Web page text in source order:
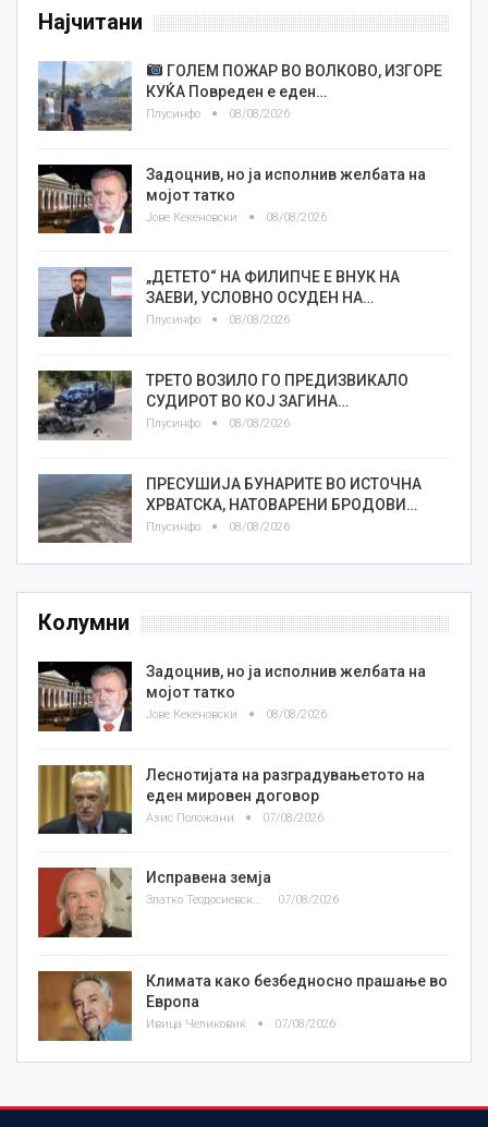
Најчитани
ГОЛЕМ ПОЖАР ВО ВОЛКОВО, ИЗГОРЕ
КУЌА Повреден е еден…
Плусинфо 08/08/2026
Задоцнив, но ја исполнив желбата на
мојот татко
Јове Кекеновски 08/08/2026
„ДЕТЕТО“ НА ФИЛИПЧЕ Е ВНУК НА
ЗАЕВИ, УСЛОВНО ОСУДЕН НА…
Плусинфо 08/08/2026
ТРЕТО ВОЗИЛО ГО ПРЕДИЗВИКАЛО
СУДИРОТ ВО КОЈ ЗАГИНА…
Плусинфо 08/08/2026
ПРЕСУШИЈА БУНАРИТЕ ВО ИСТОЧНА
ХРВАТСКА, НАТОВАРЕНИ БРОДОВИ…
Плусинфо 08/08/2026
Колумни
Задоцнив, но ја исполнив желбата на
мојот татко
Јове Кекеновски 08/08/2026
Леснотијата на разградувањетото на
еден мировен договор
Азис Положани 07/08/2026
Исправена земја
Златко Теодосиевски 07/08/2026
Климата како безбедносно прашање во
Европа
Ивица Челиковиќ 07/08/2026